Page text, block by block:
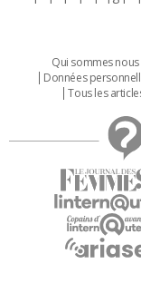
Qui sommes nous
Données
Tous les